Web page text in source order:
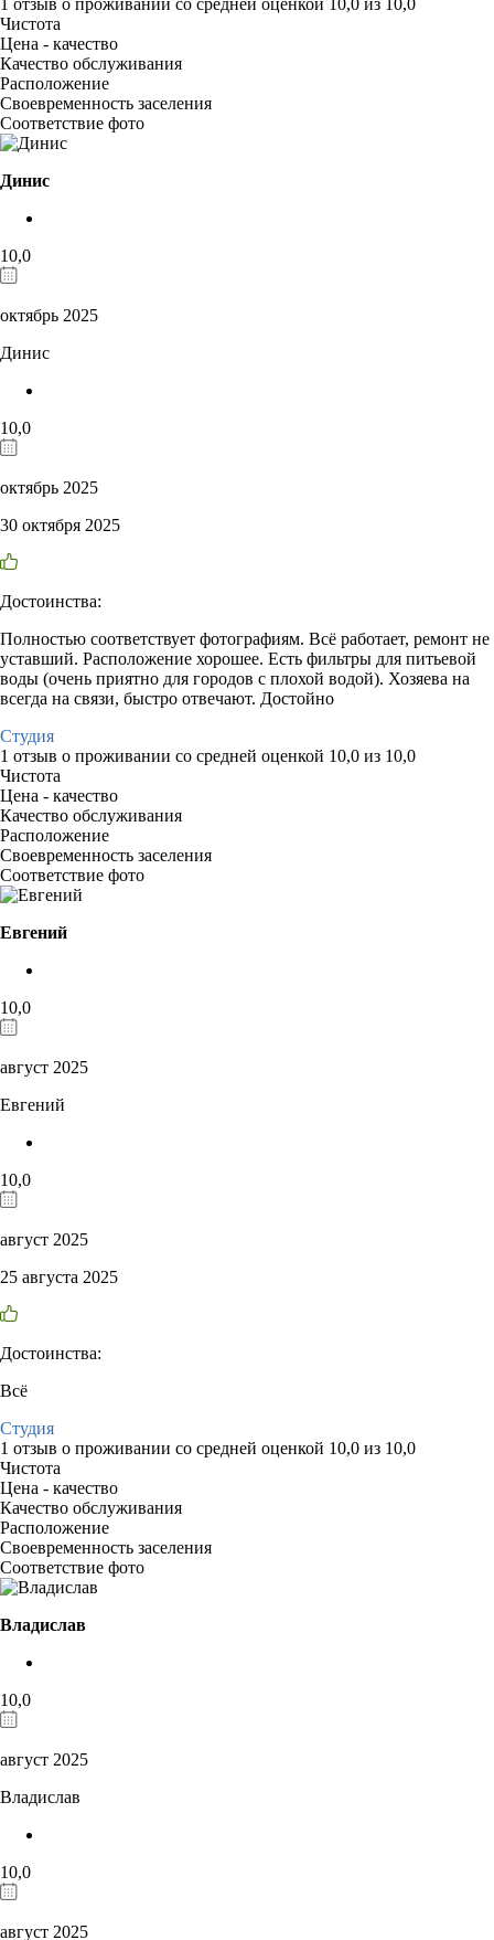
Чистота
Цена - качество
Качество обслуживания
Расположение
Своевременность заселения
Соответствие фото
Динис
10,0
октябрь 2025
Динис
10,0
октябрь 2025
30 октября 2025
Достоинства:
Полностью соответствует фотографиям. Всё работает, ремонт не
уставший. Расположение хорошее. Есть фильтры для питьевой
воды (очень приятно для городов с плохой водой). Хозяева на
всегда на связи, быстро отвечают. Достойно
Студия
1 отзыв о проживании со средней оценкой 10,0 из 10,0
Чистота
Цена - качество
Качество обслуживания
Расположение
Своевременность заселения
Соответствие фото
Евгений
10,0
август 2025
Евгений
10,0
август 2025
25 августа 2025
Достоинства:
Всё
Студия
1 отзыв о проживании со средней оценкой 10,0 из 10,0
Чистота
Цена - качество
Качество обслуживания
Расположение
Своевременность заселения
Соответствие фото
Владислав
10,0
август 2025
Владислав
10,0
август 2025